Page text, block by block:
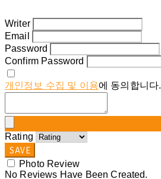
Writer
Email
Password
Confirm Password
개인정보 수집 및 이용에 동의합니다.
Rating
SAVE
Photo Review
No Reviews Have Been Created.